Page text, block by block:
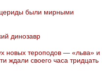
были мирными
динозавр
новых тероподов — «льва» и
ждали своего часа тридцать